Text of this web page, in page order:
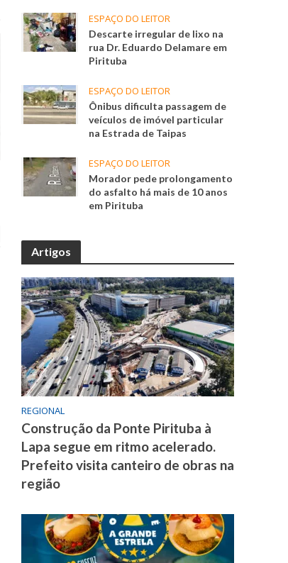
ESPAÇO DO LEITOR
Descarte irregular de lixo na
rua Dr. Eduardo Delamare em
Pirituba
ESPAÇO DO LEITOR
Ônibus dificulta passagem de
veículos de imóvel particular
na Estrada de Taipas
ESPAÇO DO LEITOR
Morador pede prolongamento
do asfalto há mais de 10 anos
em Pirituba
Artigos
REGIONAL
Construção da Ponte Pirituba à
Lapa segue em ritmo acelerado.
Prefeito visita canteiro de obras na
região